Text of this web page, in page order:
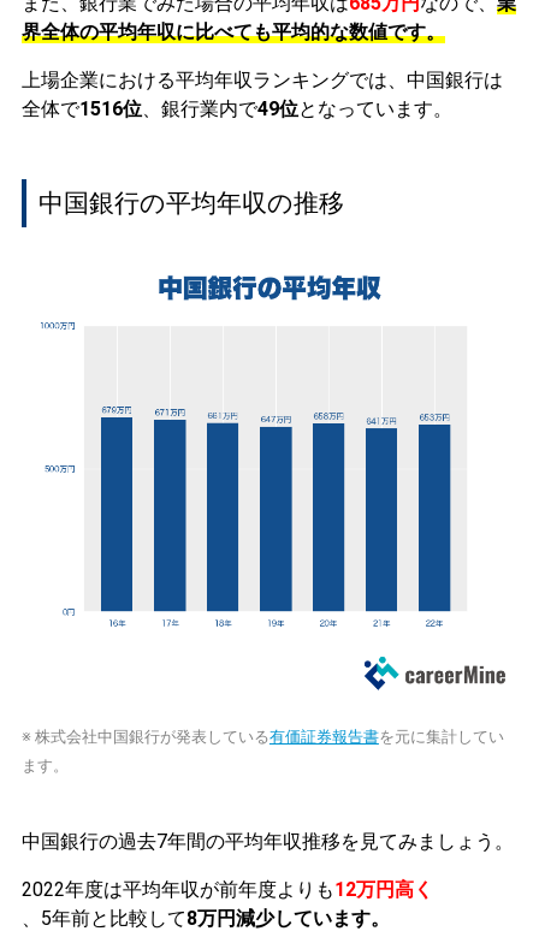
界全体の平均年収に比べても平均的な数値です。
上場企業における平均年収ランキングでは、中国銀行は
全体で1516位、銀行業内で49位となっています。
中国銀行の平均年収の推移
※ 株式会社中国銀行が発表している有価証券報告書を元に集計してい
ます。
中国銀行の過去7年間の平均年収推移を見てみましょう。
2022年度は平均年収が前年度よりも12万円高く
、5年前と比較して8万円減少しています。